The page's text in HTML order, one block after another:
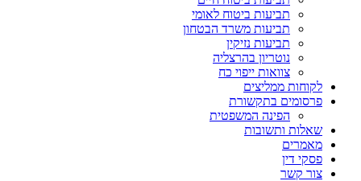
תביעות ביטוח לאומי
תביעות משרד הבטחון
תביעות נזיקין
נוטריון בהרצליה
צוואות ייפוי כח
לקוחות ממליצים
פרסומים בתקשורת
הפינה המשפטית
שאלות ותשובות
מאמרים
פסקי דין
צור קשר